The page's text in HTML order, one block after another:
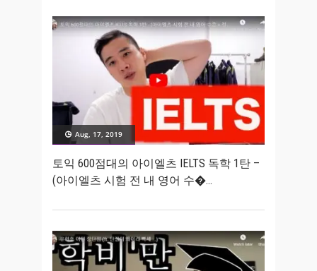
Aug, 17, 2019
토익 600점대의 아이엘츠 IELTS 독학 1탄 –
(아이엘츠 시험 전 내 영어 수�